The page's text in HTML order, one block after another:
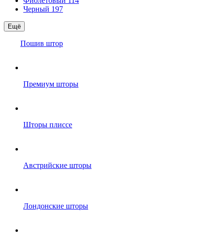
Черный 197
Ещё
Пошив штор
Премиум шторы
Шторы плиссе
Австрийские шторы
Лондонские шторы